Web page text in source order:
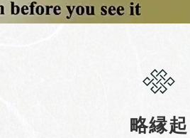
略縁起